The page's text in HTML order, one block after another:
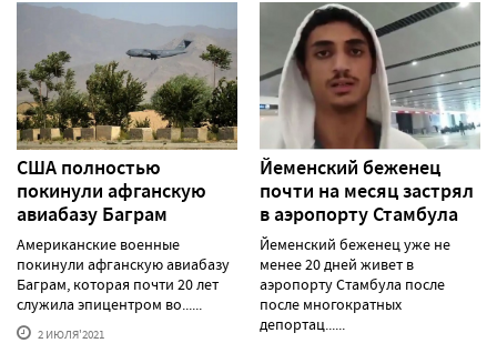
США полностью
покинули афганскую
авиабазу Баграм
Американские военные
покинули афганскую авиабазу
Баграм, которая почти 20 лет
служила эпицентром во......
2 ИЮЛЯ'2021
Йеменский беженец
почти на месяц застрял
в аэропорту Стамбула
Йеменский беженец уже не
менее 20 дней живет в
аэропорту Стамбула после
после многократных
депортац......